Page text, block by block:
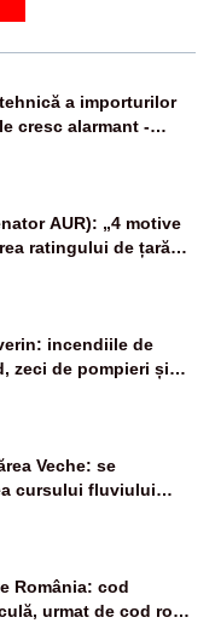
a importurilor
cresc alarmant -
AUR): „4 motive
ratingului de țară
Guvernul
incendiile de
zeci de pompieri și
flăcările - VIDEO
Veche: se
cursului fluviului
România: cod
urmat de cod roșu